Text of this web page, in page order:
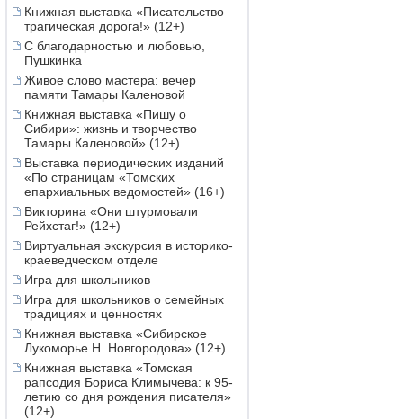
Книжная выставка «Писательство –
трагическая дорога!» (12+)
С благодарностью и любовью,
Пушкинка
Живое слово мастера: вечер
памяти Тамары Каленовой
Книжная выставка «Пишу о
Сибири»: жизнь и творчество
Тамары Каленовой» (12+)
Выставка периодических изданий
«По страницам «Томских
епархиальных ведомостей» (16+)
Викторина «Они штурмовали
Рейхстаг!» (12+)
Виртуальная экскурсия в историко-
краеведческом отделе
Игра для школьников
Игра для школьников о семейных
традициях и ценностях
Книжная выставка «Сибирское
Лукоморье Н. Новгородова» (12+)
Книжная выставка «Томская
рапсодия Бориса Климычева: к 95-
летию со дня рождения писателя»
(12+)